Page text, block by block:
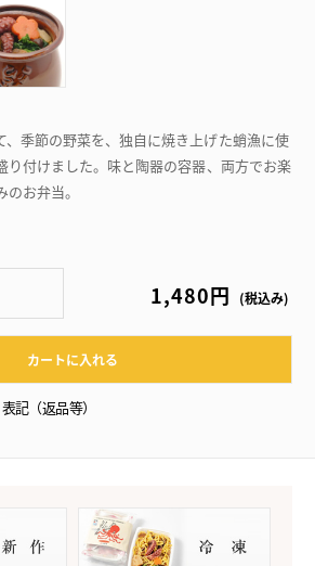
、季節の野菜を、独自に焼き上げた蛸漁に使
り付けました。味と陶器の容器、両方でお楽
お弁当。
1,480円 (税込み)
カートに入れる
記（返品等）